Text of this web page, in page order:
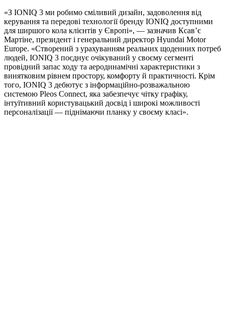
«З IONIQ 3 ми робимо сміливий дизайн, задоволення від
керування та передові технології бренду IONIQ доступними
для ширшого кола клієнтів у Європі», — зазначив Ксав’є
Мартіне, президент і генеральний директор Hyundai Motor
Europe. «Створений з урахуванням реальних щоденних потреб
людей, IONIQ 3 поєднує очікуваний у своєму сегменті
провідний запас ходу та аеродинамічні характеристики з
винятковим рівнем простору, комфорту й практичності. Крім
того, IONIQ 3 дебютує з інформаційно-розважальною
системою Pleos Connect, яка забезпечує чітку графіку,
інтуїтивний користувацький досвід і широкі можливості
персоналізації — піднімаючи планку у своєму класі».